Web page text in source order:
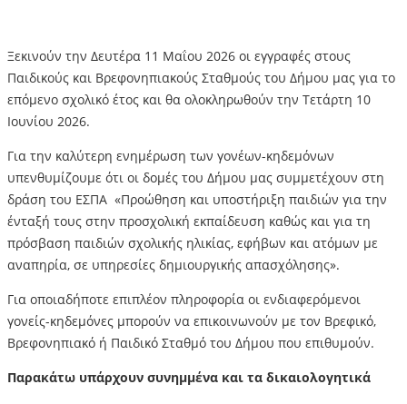
Ξεκινούν την Δευτέρα 11 Μαΐου 2026 οι εγγραφές στους
Παιδικούς και Βρεφονηπιακούς Σταθμούς του Δήμου μας για το
επόμενο σχολικό έτος και θα ολοκληρωθούν την Τετάρτη 10
Ιουνίου 2026.
Για την καλύτερη ενημέρωση των γονέων-κηδεμόνων
υπενθυμίζουμε ότι οι δομές του Δήμου μας συμμετέχουν στη
δράση του ΕΣΠΑ «Προώθηση και υποστήριξη παιδιών για την
ένταξή τους στην προσχολική εκπαίδευση καθώς και για τη
πρόσβαση παιδιών σχολικής ηλικίας, εφήβων και ατόμων µε
αναπηρία, σε υπηρεσίες δημιουργικής απασχόλησης».
Για οποιαδήποτε επιπλέον πληροφορία οι ενδιαφερόμενοι
γονείς-κηδεμόνες μπορούν να επικοινωνούν με τον Βρεφικό,
Βρεφονηπιακό ή Παιδικό Σταθμό του Δήμου που επιθυμούν.
Παρακάτω υπάρχουν συνημμένα και τα δικαιολογητικά